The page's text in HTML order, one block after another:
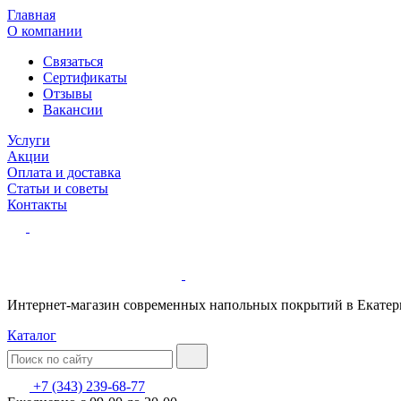
Главная
О компании
Связаться
Сертификаты
Отзывы
Вакансии
Услуги
Акции
Оплата и доставка
Статьи и советы
Контакты
Интернет-магазин современных напольных покрытий в
Каталог
+7 (343) 239-68-77